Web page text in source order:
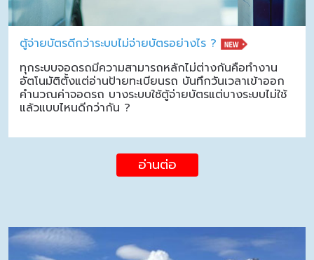
ตู้จ่ายบัตรดีกว่าระบบไม่จ่ายบัตรอย่างไร ?
ทุกระบบจอดรถมีความสามารถหลักไม่ต่างกันคือทำงาน
อัตโนมัติตั้งแต่อ่านป้ายทะเบียนรถ บันทึกวันเวลาเข้าออก
คำนวณค่าจอดรถ บางระบบใช้ตู้จ่ายบัตรแต่บางระบบไม่ใช้
แล้วแบบไหนดีกว่ากัน ?
อ่านต่อ